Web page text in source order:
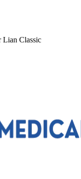
Lian Classic